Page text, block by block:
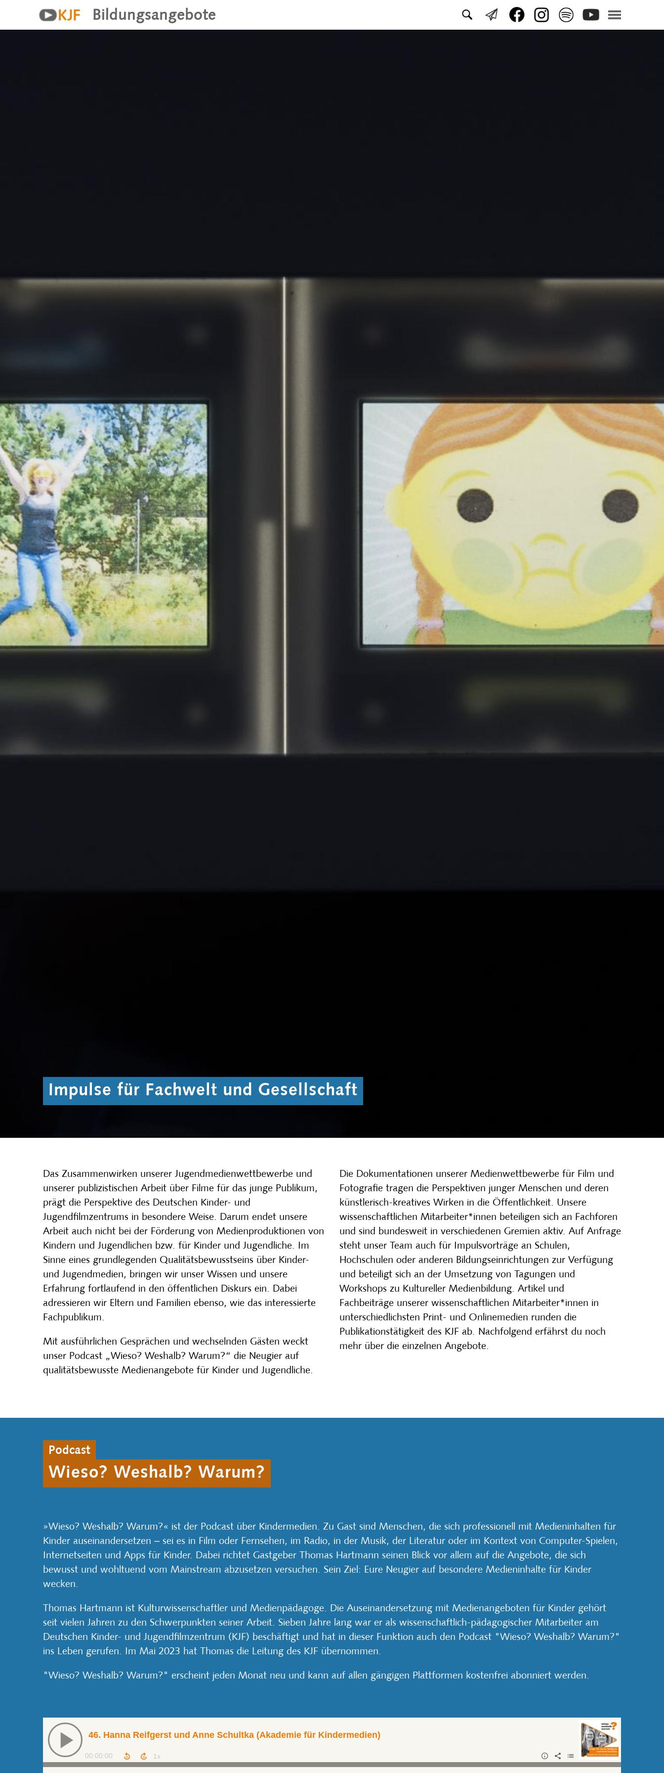
Bildungsangebote
Impulse für Fachwelt und Gesellschaft
Das Zusammenwirken unserer Jugendmedienwettbewerbe und
unserer publizistischen Arbeit über Filme für das junge Publikum,
prägt die Perspektive des Deutschen Kinder- und
Jugendfilmzentrums in besondere Weise. Darum endet unsere
Arbeit auch nicht bei der Förderung von Medienproduktionen von
Kindern und Jugendlichen bzw. für Kinder und Jugendliche. Im
Sinne eines grundlegenden Qualitätsbewusstseins über Kinder-
und Jugendmedien, bringen wir unser Wissen und unsere
Erfahrung fortlaufend in den öffentlichen Diskurs ein. Dabei
adressieren wir Eltern und Familien ebenso, wie das interessierte
Fachpublikum.
Mit ausführlichen Gesprächen und wechselnden Gästen weckt
unser Podcast „Wieso? Weshalb? Warum?“ die Neugier auf
qualitätsbewusste Medienangebote für Kinder und Jugendliche.
Die Dokumentationen unserer Medienwettbewerbe für Film und
Fotografie tragen die Perspektiven junger Menschen und deren
künstlerisch-kreatives Wirken in die Öffentlichkeit. Unsere
wissenschaftlichen Mitarbeiter*innen beteiligen sich an Fachforen
und sind bundesweit in verschiedenen Gremien aktiv. Auf Anfrage
steht unser Team auch für Impulsvorträge an Schulen,
Hochschulen oder anderen Bildungseinrichtungen zur Verfügung
und beteiligt sich an der Umsetzung von Tagungen und
Workshops zu Kultureller Medienbildung. Artikel und
Fachbeiträge unserer wissenschaftlichen Mitarbeiter*innen in
unterschiedlichsten Print- und Onlinemedien runden die
Publikationstätigkeit des KJF ab. Nachfolgend erfährst du noch
mehr über die einzelnen Angebote.
Podcast
Wieso? Weshalb? Warum?
»Wieso? Weshalb? Warum?« ist der Podcast über Kindermedien. Zu Gast sind Menschen, die sich professionell mit Medieninhalten für
Kinder auseinandersetzen ‒ sei es in Film oder Fernsehen, im Radio, in der Musik, der Literatur oder im Kontext von Computer-Spielen,
Internetseiten und Apps für Kinder. Dabei richtet Gastgeber Thomas Hartmann seinen Blick vor allem auf die Angebote, die sich
bewusst und wohltuend vom Mainstream abzusetzen versuchen. Sein Ziel: Eure Neugier auf besondere Medieninhalte für Kinder
wecken.
Thomas Hartmann ist Kulturwissenschaftler und Medienpädagoge. Die Auseinandersetzung mit Medienangeboten für Kinder gehört
seit vielen Jahren zu den Schwerpunkten seiner Arbeit. Sieben Jahre lang war er als wissenschaftlich-pädagogischer Mitarbeiter am
Deutschen Kinder- und Jugendfilmzentrum (KJF) beschäftigt und hat in dieser Funktion auch den Podcast "Wieso? Weshalb? Warum?"
ins Leben gerufen. Im Mai 2023 hat Thomas die Leitung des KJF übernommen.
"Wieso? Weshalb? Warum?" erscheint jeden Monat neu und kann auf allen gängigen Plattformen kostenfrei abonniert werden.